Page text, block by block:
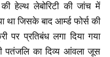
हेल्थ लेबोरिटी की जांच में
जिसके बाद आर्म्ड फोर्स की
प्रतिबंध लगा दिया गया
पतंजलि का दिव्य आंवला जूस